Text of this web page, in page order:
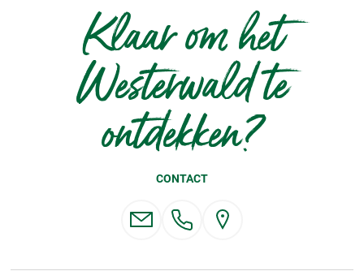
Klaar om het
Westerwald te
ontdekken?
CONTACT